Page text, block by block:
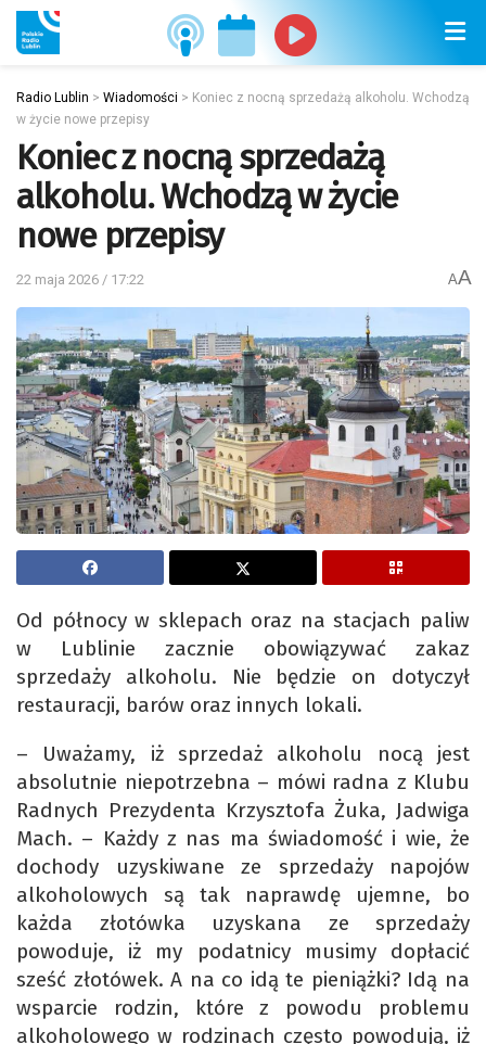
Radio Lublin > Wiadomości > Koniec z nocną sprzedażą alkoholu. Wchodzą
w życie nowe przepisy
Koniec z nocną sprzedażą
alkoholu. Wchodzą w życie
nowe przepisy
22 maja 2026 / 17:22 AA
Od północy w sklepach oraz na stacjach paliw
w Lublinie zacznie obowiązywać zakaz
sprzedaży alkoholu. Nie będzie on dotyczył
restauracji, barów oraz innych lokali.
– Uważamy, iż sprzedaż alkoholu nocą jest
absolutnie niepotrzebna – mówi radna z Klubu
Radnych Prezydenta Krzysztofa Żuka, Jadwiga
Mach. – Każdy z nas ma świadomość i wie, że
dochody uzyskiwane ze sprzedaży napojów
alkoholowych są tak naprawdę ujemne, bo
każda złotówka uzyskana ze sprzedaży
powoduje, iż my podatnicy musimy dopłacić
sześć złotówek. A na co idą te pieniążki? Idą na
wsparcie rodzin, które z powodu problemu
alkoholowego w rodzinach często powodują, iż